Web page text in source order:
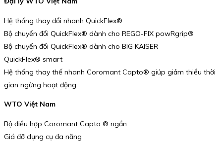
Hệ thống thay đổi nhanh QuickFlex®
Bộ chuyển đổi QuickFlex® dành cho REGO-FIX powRgrip®
Bộ chuyển đổi QuickFlex® dành cho BIG KAISER
QuickFlex® smart
Hệ thống thay thế nhanh Coromant Capto® giúp giảm thiểu thời
gian ngừng hoạt động.
WTO Việt Nam
Bộ điều hợp Coromant Capto ® ngắn
Giá đỡ dụng cụ đa năng